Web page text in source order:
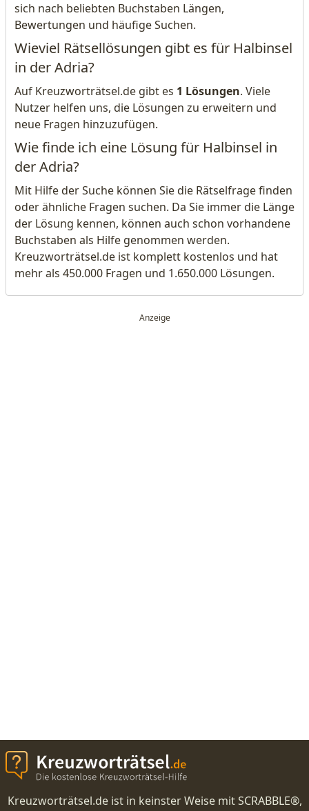
sich nach beliebten Buchstaben Längen,
Bewertungen und häufige Suchen.
Wieviel Rätsellösungen gibt es für Halbinsel
in der Adria?
Auf Kreuzworträtsel.de gibt es 1 Lösungen. Viele
Nutzer helfen uns, die Lösungen zu erweitern und
neue Fragen hinzuzufügen.
Wie finde ich eine Lösung für Halbinsel in
der Adria?
Mit Hilfe der Suche können Sie die Rätselfrage finden
oder ähnliche Fragen suchen. Da Sie immer die Länge
der Lösung kennen, können auch schon vorhandene
Buchstaben als Hilfe genommen werden.
Kreuzworträtsel.de ist komplett kostenlos und hat
mehr als 450.000 Fragen und 1.650.000 Lösungen.
Kreuzworträtsel.de ist in keinster Weise mit SCRABBLE®,